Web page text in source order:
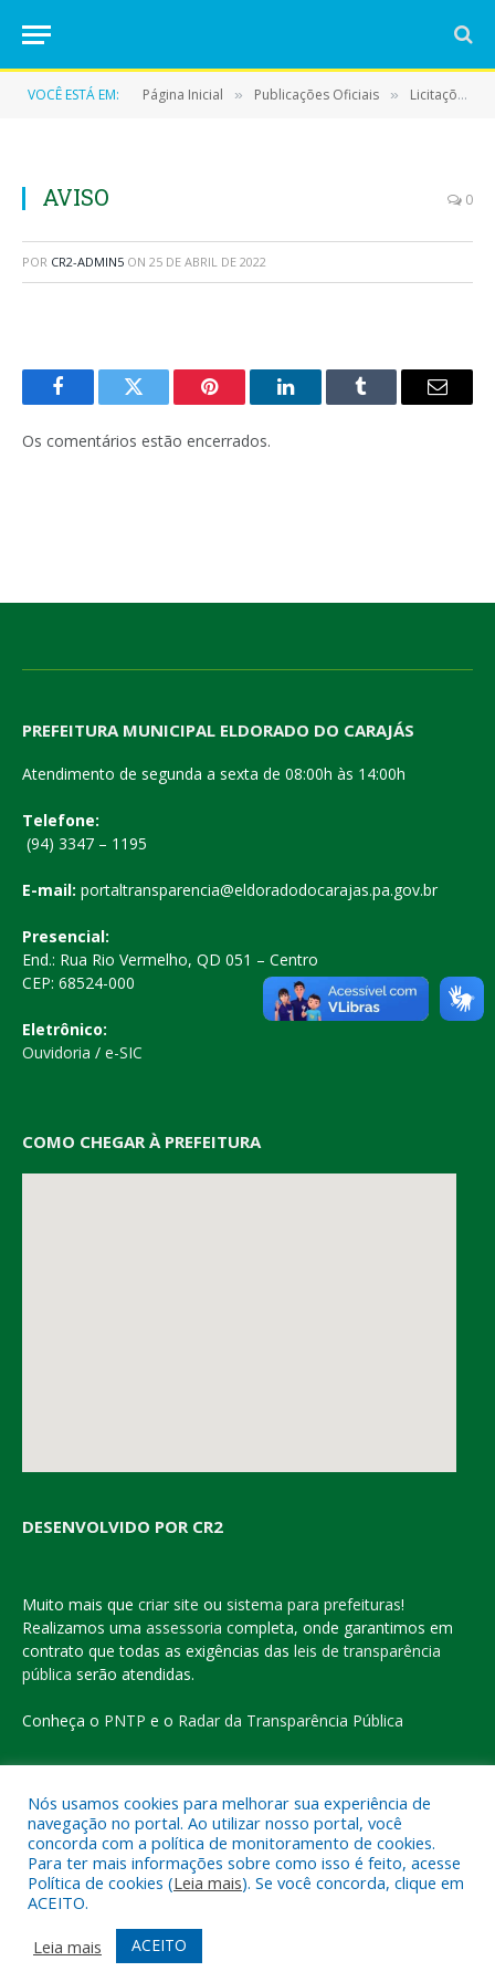
VOCÊ ESTÁ EM: Página Inicial » Publicações Oficiais » Licitações
AVISO 0
POR CR2-ADMIN5 ON 25 DE ABRIL DE 2022
FacebookTwitter Pinterest LinkedInTumblr
E-
Os comentários estão encerrados.
PREFEITURA MUNICIPAL ELDORADO DO CARAJÁS
Atendimento de segunda a sexta de 08:00h às 14:00h
Telefone:
(94) 3347 – 1195
E-mail: portaltransparencia@eldoradodocarajas.pa.gov.br
Presencial:
End.: Rua Rio Vermelho, QD 051 – Centro
CEP: 68524-000
Eletrônico:
Ouvidoria / e-SIC
COMO CHEGAR À PREFEITURA
DESENVOLVIDO POR CR2
Muito mais que criar site ou sistema para prefeituras!
Realizamos uma assessoria completa, onde garantimos em
contrato que todas as exigências das leis de transparência
pública serão atendidas.
Conheça o PNTP e o Radar da Transparência Pública
Todos os direitos reservados a Prefeitura Municipal de Eldorado
do Carajás
Mapa do Site
Acessar o Webmail
Nós usamos cookies para melhorar sua experiência de
navegação no portal. Ao utilizar nosso portal, você
concorda com a política de monitoramento de cookies.
Para ter mais informações sobre como isso é feito, acesse
Política de cookies (Leia mais). Se você concorda, clique em
ACEITO.
Leia mais
ACEITO